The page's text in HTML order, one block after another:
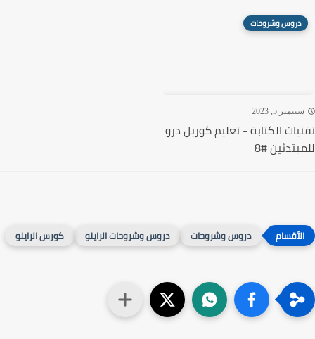
دروس وشروحات
5, 2023
الكتابة - تعليم كوريل درو
#8
دروس وشروحات دروس وشروحات الراينو كورس الراينو